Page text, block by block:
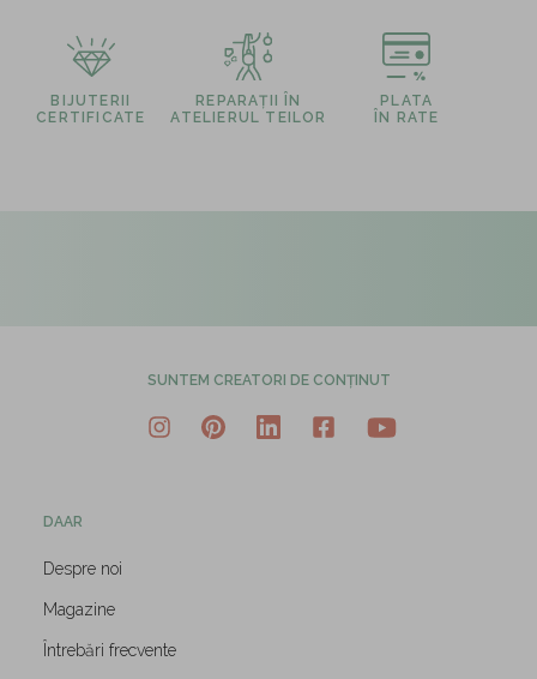
BIJUTERII
CERTIFICATE
REPARAȚII ÎN
ATELIERUL TEILOR
PLATA
ÎN RATE
SUNTEM CREATORI DE CONȚINUT
DAAR
Despre noi
Magazine
Întrebări frecvente